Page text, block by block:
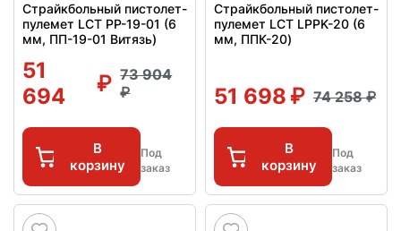
Страйкбольный пистолет-
пулемет LCT PP-19-01 (6
мм, ПП-19-01 Витязь)
51
694
73 904
В
корзину
Под
заказ
Страйкбольный пистолет-
пулемет LCT LPPK-20 (6
мм, ППК-20)
51 698 74 258
В
корзину
Под
заказ